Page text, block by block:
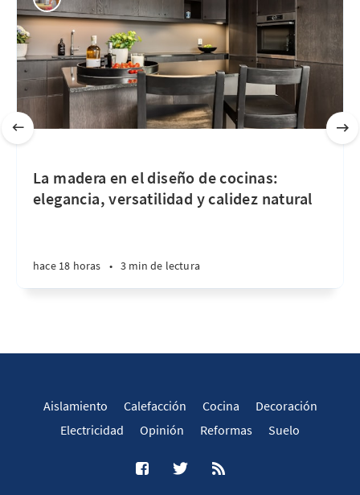
La madera en el diseño de cocinas:
elegancia, versatilidad y calidez natural
hace 18 horas • 3 min de lectura
Aislamiento Calefacción Cocina
Decoración
Electricidad
Opinión Reformas Suelo